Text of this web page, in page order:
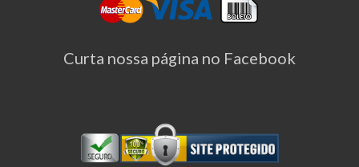
Curta nossa página no Facebook